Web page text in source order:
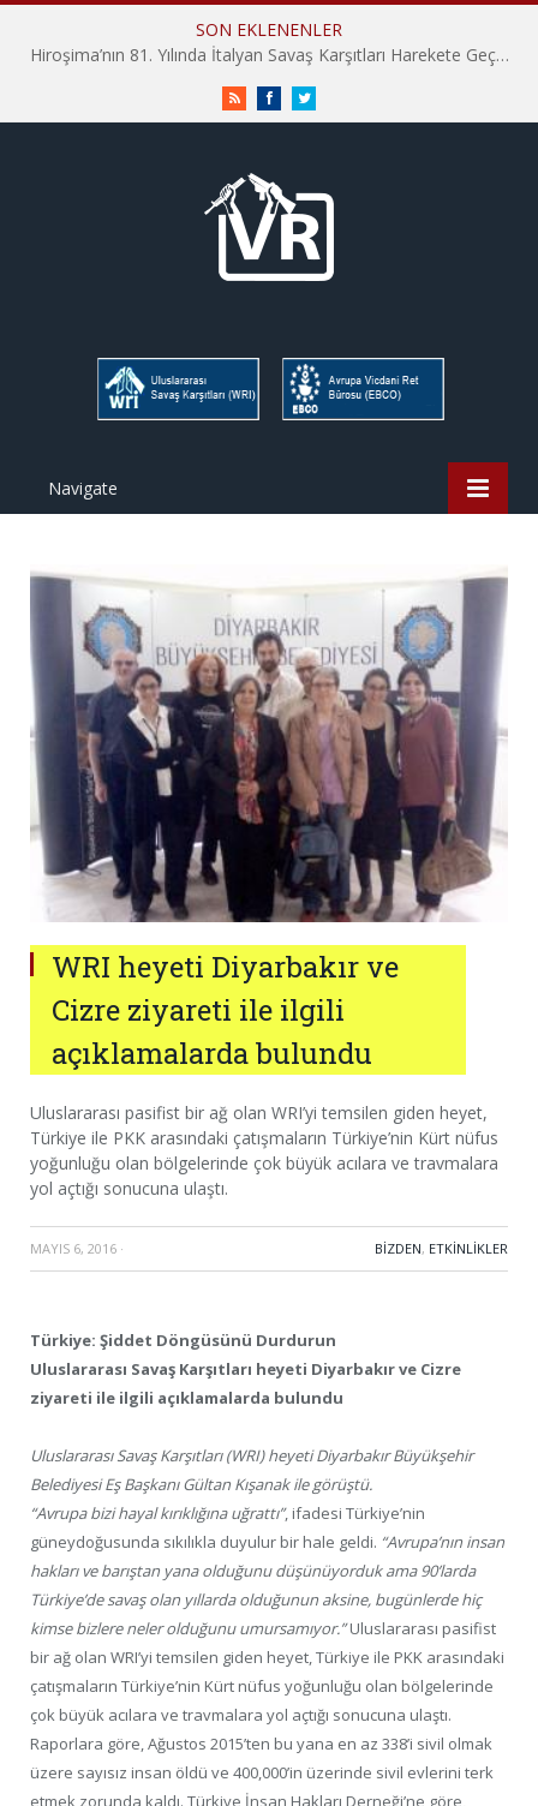
SON EKLENENLER
Hiroşima’nın 81. Yılında İtalyan Savaş Karşıtları Harekete Geçti: “Hatırlamak yeterli değil”
RSS FacebookTwitter
Navigate
WRI heyeti Diyarbakır ve
Cizre ziyareti ile ilgili
açıklamalarda bulundu
Uluslararası pasifist bir ağ olan WRI’yi temsilen giden heyet,
Türkiye ile PKK arasındaki çatışmaların Türkiye’nin Kürt nüfus
yoğunluğu olan bölgelerinde çok büyük acılara ve travmalara
yol açtığı sonucuna ulaştı.
MAYIS 6, 2016 · BIZDEN, ETKINLIKLER
Türkiye: Şiddet Döngüsünü Durdurun
Uluslararası Savaş Karşıtları heyeti Diyarbakır ve Cizre
ziyareti ile ilgili açıklamalarda bulundu
Uluslararası Savaş Karşıtları (WRI) heyeti Diyarbakır Büyükşehir
Belediyesi Eş Başkanı Gültan Kışanak ile görüştü.
“Avrupa bizi hayal kırıklığına uğrattı”, ifadesi Türkiye’nin
güneydoğusunda sıkılıkla duyulur bir hale geldi. “Avrupa’nın insan
hakları ve barıştan yana olduğunu düşünüyorduk ama 90’larda
Türkiye’de savaş olan yıllarda olduğunun aksine, bugünlerde hiç
kimse bizlere neler olduğunu umursamıyor.”Uluslararası pasifist
bir ağ olan WRI’yi temsilen giden heyet, Türkiye ile PKK arasındaki
çatışmaların Türkiye’nin Kürt nüfus yoğunluğu olan bölgelerinde
çok büyük acılara ve travmalara yol açtığı sonucuna ulaştı.
Raporlara göre, Ağustos 2015’ten bu yana en az 338’i sivil olmak
üzere sayısız insan öldü ve 400,000’in üzerinde sivil evlerini terk
etmek zorunda kaldı. Türkiye İnsan Hakları Derneği’ne göre,